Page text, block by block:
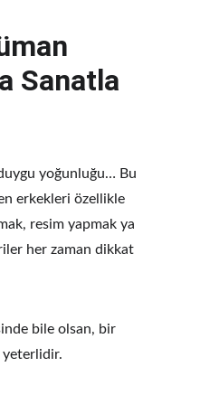
Sanatla
yoğunluğu… Bu
erkekleri özellikle
resim yapmak ya
her zaman dikkat
bile olsan, bir
yeterlidir.